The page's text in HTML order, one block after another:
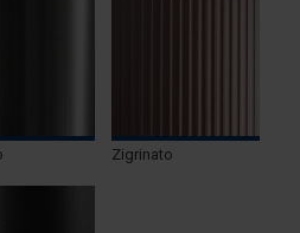
Zigrinato